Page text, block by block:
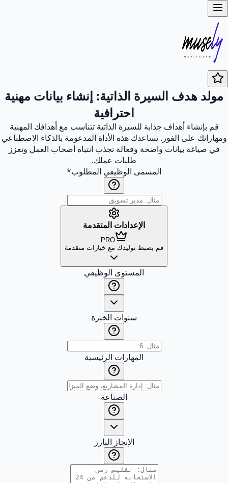
مولد هدف السيرة الذاتية: إنشاء بيانات مهنية
احترافية
قم بإنشاء أهداف جذابة للسيرة الذاتية تتناسب مع أهدافك المهنية
ومهاراتك على الفور. تساعدك هذه الأداة المدعومة بالذكاء الاصطناعي
في صياغة بيانات واضحة وفعالة تجذب انتباه أصحاب العمل وتعزز
طلبات عملك.
المسمى الوظيفي المطلوب*
الإعدادات المتقدمة
PRO
قم بضبط توليدك مع خيارات متقدمة
المستوى الوظيفي
سنوات الخبرة
المهارات الرئيسية
الصناعة
الإنجاز البارز